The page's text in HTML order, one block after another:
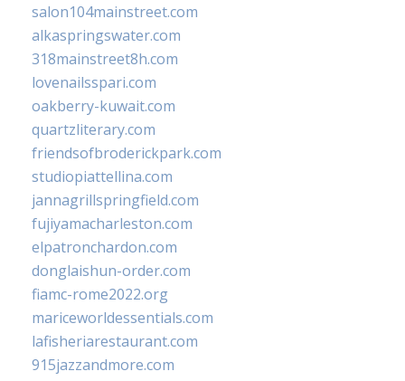
salon104mainstreet.com
alkaspringswater.com
318mainstreet8h.com
lovenailsspari.com
oakberry-kuwait.com
quartzliterary.com
friendsofbroderickpark.com
studiopiattellina.com
jannagrillspringfield.com
fujiyamacharleston.com
elpatronchardon.com
donglaishun-order.com
fiamc-rome2022.org
mariceworldessentials.com
lafisheriarestaurant.com
915jazzandmore.com